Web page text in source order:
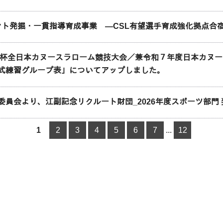
ト発掘・一貫指導育成事業 ―CSL有望選手育成強化拠点合
全日本カヌースラローム競技大会／兼令和７年度日本カヌ
練習グループ表」についてアップしました。
員会より、江副記念リクルート財団_2026年度スポーツ部門
1 2 3 4 5 6 7 ... 12